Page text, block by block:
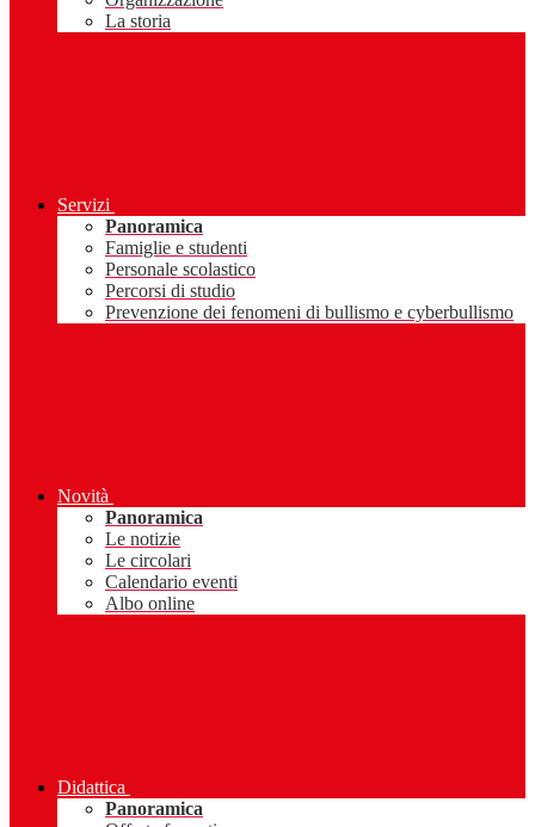
La storia
Servizi
Panoramica
Famiglie e studenti
Personale scolastico
Percorsi di studio
Prevenzione dei fenomeni di bullismo e cyberbullismo
Novità
Panoramica
Le notizie
Le circolari
Calendario eventi
Albo online
Didattica
Panoramica